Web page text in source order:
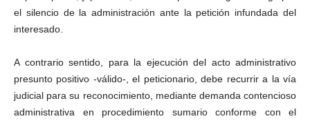
el silencio de la administración ante la petición infundada del
interesado.
A contrario sentido, para la ejecución del acto administrativo
presunto positivo -válido-, el peticionario, debe recurrir a la vía
judicial para su reconocimiento, mediante demanda contencioso
administrativa en procedimiento sumario conforme con el